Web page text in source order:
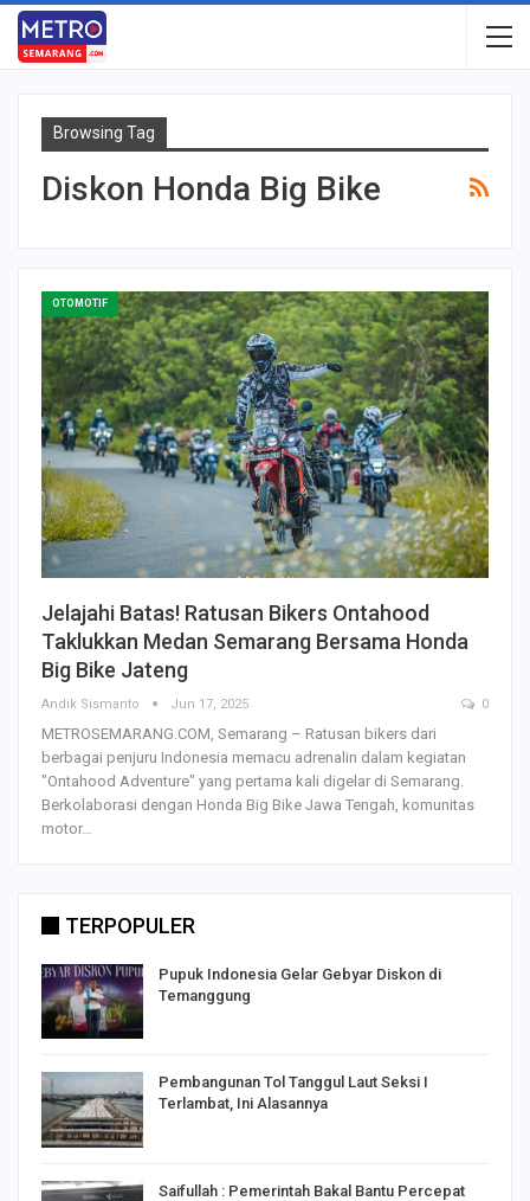
Browsing Tag
Diskon Honda Big Bike
OTOMOTIF
Jelajahi Batas! Ratusan Bikers Ontahood
Taklukkan Medan Semarang Bersama Honda
Big Bike Jateng
Andik Sismanto Jun 17, 2025 0
METROSEMARANG.COM, Semarang – Ratusan bikers dari
berbagai penjuru Indonesia memacu adrenalin dalam kegiatan
"Ontahood Adventure" yang pertama kali digelar di Semarang.
Berkolaborasi dengan Honda Big Bike Jawa Tengah, komunitas
motor…
TERPOPULER
Pupuk Indonesia Gelar Gebyar Diskon di
Temanggung
Pembangunan Tol Tanggul Laut Seksi I
Terlambat, Ini Alasannya
Saifullah : Pemerintah Bakal Bantu Percepat